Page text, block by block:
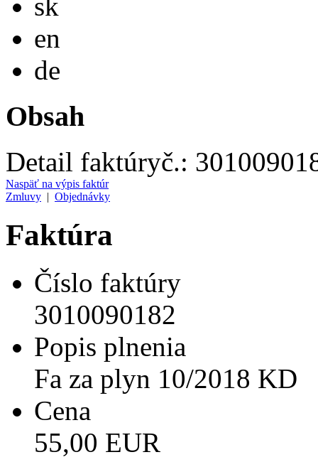
en
de
Obsah
Detail faktúryč.:
Naspäť na výpis faktúr
Zmluvy | Objednávky
Faktúra
Číslo faktúry
3010090182
Popis plnenia
Fa za plyn 10/2018 KD
Cena
55,00 EUR